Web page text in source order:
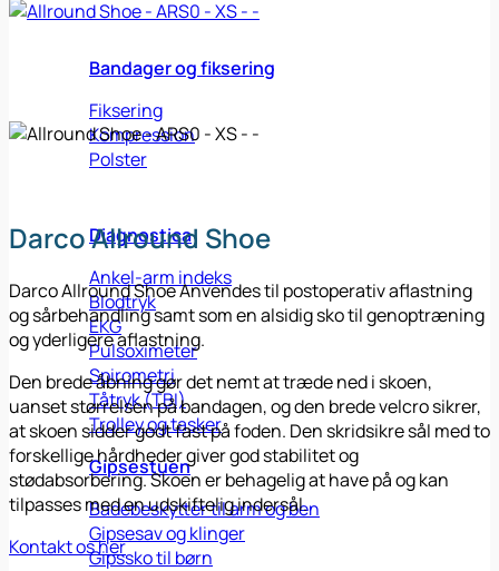
Bandager og fiksering
Fiksering
Kompression
Polster
Diagnostica
Ankel-arm indeks
Blodtryk
EKG
Pulsoximeter
Spirometri
Tåtryk (TBI)
Trolley og tasker
Gipsestuen
Badebeskytter til arm og ben
Gipsesav og klinger
Gipssko til børn
Darco Allround Shoe
Darco Allround Shoe Anvendes til postoperativ aflastning
og sårbehandling samt som en alsidig sko til genoptræning
og yderligere aflastning.
Den brede åbning gør det nemt at træde ned i skoen,
uanset størrelsen på bandagen, og den brede velcro sikrer,
at skoen sidder godt fast på foden. Den skridsikre sål med to
forskellige hårdheder giver god stabilitet og
stødabsorbering. Skoen er behagelig at have på og kan
tilpasses med en udskiftelig indersål.
Kontakt os her